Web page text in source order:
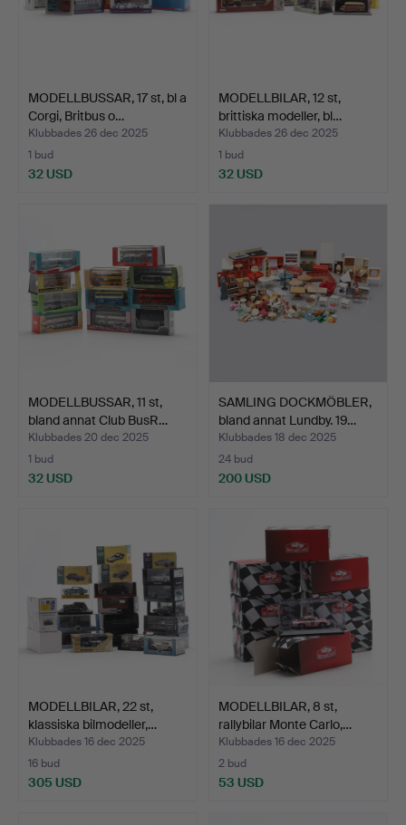
MODELLBUSSAR, 17 st, bl a
Corgi, Britbus o…
Klubbades 26 dec 2025
1 bud
32 USD
MODELLBILAR, 12 st,
brittiska modeller, bl…
Klubbades 26 dec 2025
1 bud
32 USD
MODELLBUSSAR, 11 st,
bland annat Club BusR…
Klubbades 20 dec 2025
1 bud
32 USD
SAMLING DOCKMÖBLER,
bland annat Lundby. 19…
Klubbades 18 dec 2025
24 bud
200 USD
MODELLBILAR, 22 st,
klassiska bilmodeller,…
Klubbades 16 dec 2025
16 bud
305 USD
MODELLBILAR, 8 st,
rallybilar Monte Carlo,…
Klubbades 16 dec 2025
2 bud
53 USD